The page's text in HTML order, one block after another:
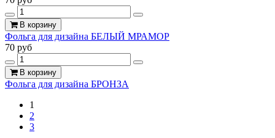
В корзину
Фольга для дизайна БЕЛЫЙ МРАМОР
70 руб
В корзину
Фольга для дизайна БРОНЗА
1
2
3